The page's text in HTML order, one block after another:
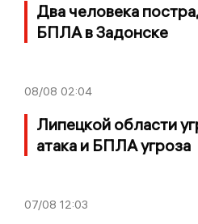
Два человека
БПЛА в Задонске
08/08 02:04
Липецкой области
атака и БПЛА угроза
07/08 12:03